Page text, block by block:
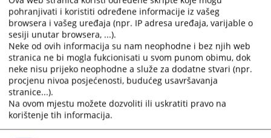
pohranjivati i koristiti određene informacije iz vašeg
browsera i vašeg uređaja (npr. IP adresa uređaja, varijable o
sesiji unutar browsera, ...).
Neke od ovih informacija su nam neophodne i bez njih web
stranica ne bi mogla fukcionisati u svom punom obimu, dok
neke nisu prijeko neophodne a služe za dodatne stvari (npr.
procjenu nivoa posjećenosti, budućeg usavršavanja
stranice...).
Na ovom mjestu možete dozvoliti ili uskratiti pravo na
korištenje tih informacija.